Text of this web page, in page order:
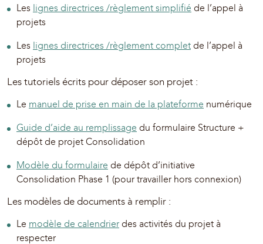
Les lignes directrices /règlement simplifié de l’appel à
projets
Les lignes directrices /règlement complet de l’appel à
projets
Les tutoriels écrits pour déposer son projet :
Le manuel de prise en main de la plateforme numérique
Guide d’aide au remplissage du formulaire Structure +
dépôt de projet Consolidation
Modèle du formulaire de dépôt d’initiative
Consolidation Phase 1 (pour travailler hors connexion)
Les modèles de documents à remplir :
Le modèle de calendrier des activités du projet à
respecter